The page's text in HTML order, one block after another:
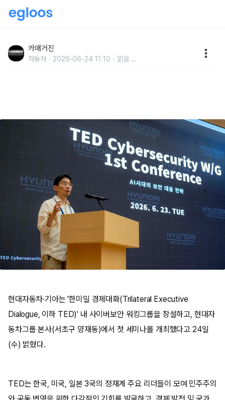
출범 카매거진
자동차 2026-06-24 11:10 읽음 ...
현대자동차·기아는 '한미일 경제대화(Trilateral Executive
Dialogue, 이하 TED)' 내 사이버보안 워킹그룹을 창설하고, 현대자
동차그룹 본사(서초구 양재동)에서 첫 세미나를 개최했다고 24일
(수) 밝혔다.
TED는 한국, 미국, 일본 3국의 정재계 주요 리더들이 모여 민주주의